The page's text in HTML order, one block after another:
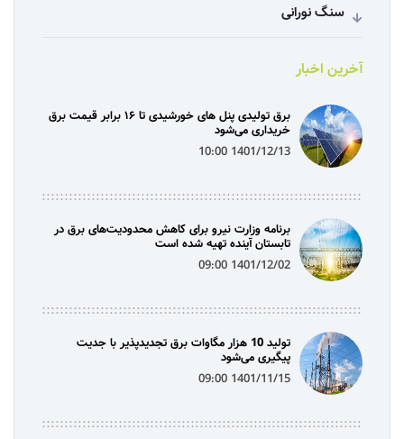
سنگ نورانی
آخرین اخبار
برق تولیدی پنل‌ های خورشیدی تا ۱۶ برابر قیمت برق
خریداری می‌شود
1401/12/13 10:00
برنامه وزارت نیرو برای کاهش محدودیت‌های برق در
تابستان آینده تهیه شده است
1401/12/02 09:00
تولید 10 هزار مگاوات برق تجدیدپذیر با جدیت
پیگیری می‌شود
1401/11/15 09:00